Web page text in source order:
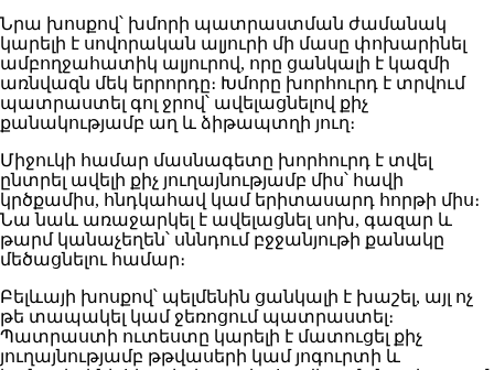
Նրա խոսքով՝ խմորի պատրաստման ժամանակ
կարելի է սովորական ալյուրի մի մասը փոխարինել
ամբողջահատիկ ալյուրով, որը ցանկալի է կազմի
առնվազն մեկ երրորդը։ Խմորը խորհուրդ է տրվում
պատրաստել գոլ ջրով՝ ավելացնելով քիչ
քանակությամբ աղ և ձիթապտղի յուղ։
Միջուկի համար մասնագետը խորհուրդ է տվել
ընտրել ավելի քիչ յուղայնությամբ միս՝ հավի
կրծքամիս, հնդկահավ կամ երիտասարդ հորթի միս։
Նա նաև առաջարկել է ավելացնել սոխ, գազար և
թարմ կանաչեղեն՝ սննդում բջջանյութի քանակը
մեծացնելու համար։
Բելևայի խոսքով՝ պելմենին ցանկալի է խաշել, այլ ոչ
թե տապակել կամ ջեռոցում պատրաստել։
Պատրաստի ուտեստը կարելի է մատուցել քիչ
յուղայնությամբ թթվասերի կամ յոգուրտի և